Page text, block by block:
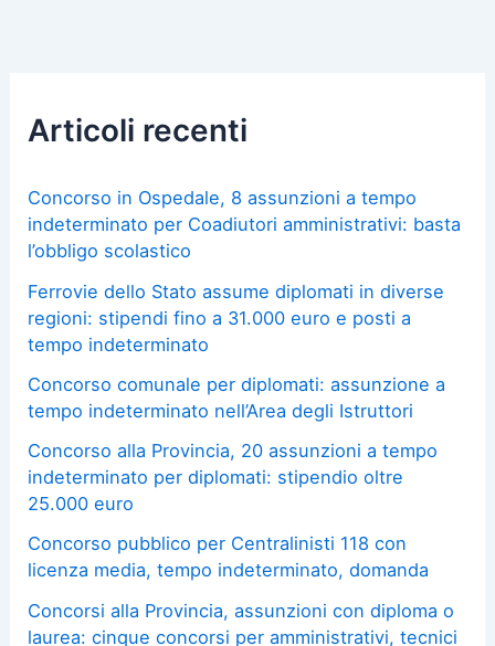
Articoli recenti
Concorso in Ospedale, 8 assunzioni a tempo
indeterminato per Coadiutori amministrativi: basta
l’obbligo scolastico
Ferrovie dello Stato assume diplomati in diverse
regioni: stipendi fino a 31.000 euro e posti a
tempo indeterminato
Concorso comunale per diplomati: assunzione a
tempo indeterminato nell’Area degli Istruttori
Concorso alla Provincia, 20 assunzioni a tempo
indeterminato per diplomati: stipendio oltre
25.000 euro
Concorso pubblico per Centralinisti 118 con
licenza media, tempo indeterminato, domanda
Concorsi alla Provincia, assunzioni con diploma o
laurea: cinque concorsi per amministrativi, tecnici